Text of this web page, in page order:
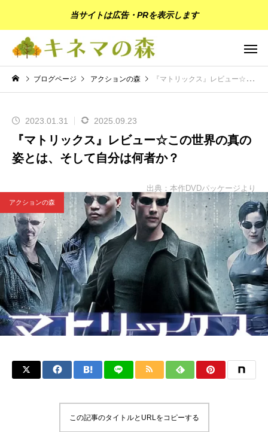
当サイトは広告・PRを表示します
ブログページ アクションの森 『マトリックス』レビュー☆この世界の真の姿とは、そして自分は何者か？
2023.01.31 2025.09.23
『マトリックス』レビュー☆この世界の真の
姿とは、そして自分は何者か？
出典：本作DVDパッケージより
アクションの森
この記事のタイトルとURLをコピーする